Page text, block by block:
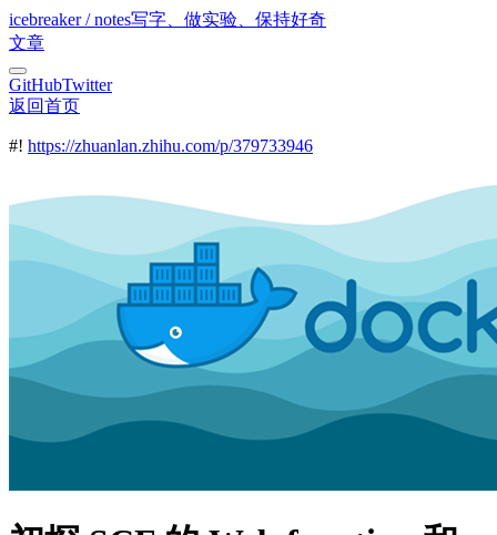
icebreaker / notes写字、做实验、保持好奇
文章
GitHubTwitter
返回首页
#! https://zhuanlan.zhihu.com/p/379733946